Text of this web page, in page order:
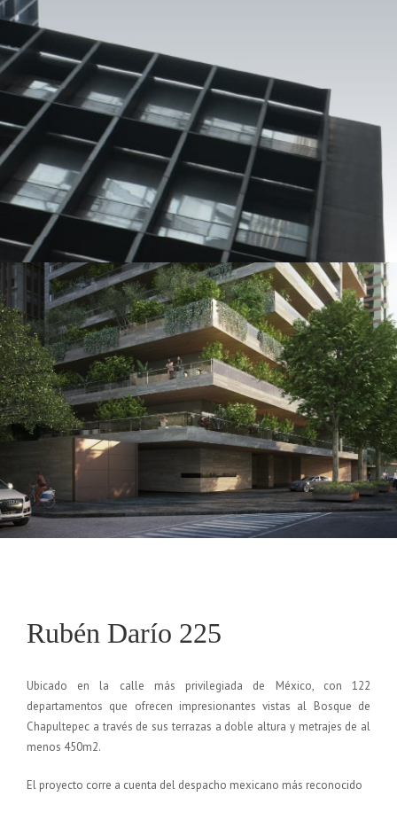
Rubén Darío 225
Ubicado en la calle más privilegiada de México, con 122
departamentos que ofrecen impresionantes vistas al Bosque de
Chapultepec a través de sus terrazas a doble altura y metrajes de al
menos 450m2.
El proyecto corre a cuenta del despacho mexicano más reconocido